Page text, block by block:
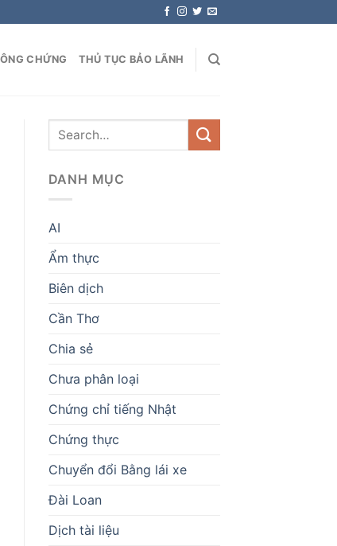
CHỨNG THỦ TỤC BẢO LÃNH
DANH MỤC
AI
Ẩm thực
Biên dịch
Cần Thơ
Chia sẻ
Chưa phân loại
Chứng chỉ tiếng Nhật
Chứng thực
Chuyển đổi Bằng lái xe
Đài Loan
Dịch tài liệu